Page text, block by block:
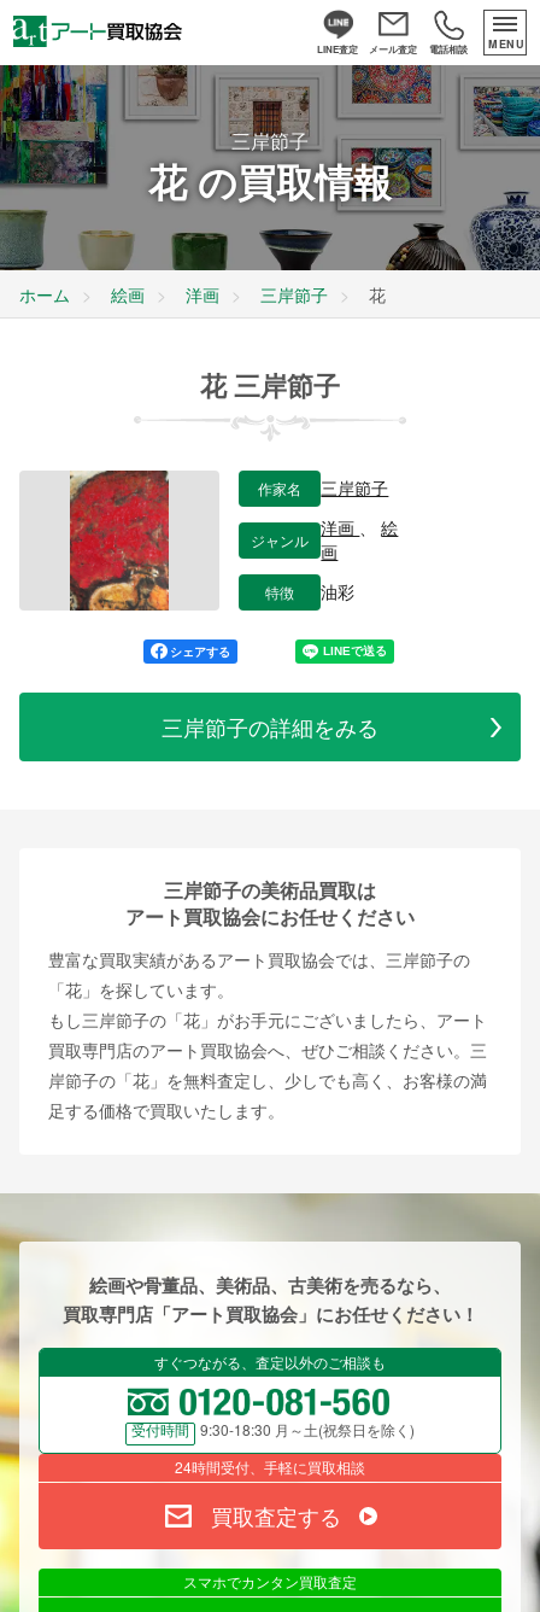
LINE査定 メール査定 電話相談 MENU
三岸節子
花 の買取情報
ホーム 絵画 洋画 三岸節子 花
花 三岸節子
作家名 三岸節子
ジャンル
洋画 、絵
画
特徴 油彩
シェアする
三岸節子の詳細をみる
三岸節子の美術品買取は
アート買取協会にお任せください
豊富な買取実績があるアート買取協会では、三岸節子の
「花」を探しています。
もし三岸節子の「花」がお手元にございましたら、アート
買取専門店のアート買取協会へ、ぜひご相談ください。三
岸節子の「花」を無料査定し、少しでも高く、お客様の満
足する価格で買取いたします。
絵画や骨董品、美術品、古美術を売るなら、
買取専門店「アート買取協会」にお任せください！
すぐつながる、査定以外のご相談も
受付時間
9:30-18:30 月～土(祝祭日を除く)
24時間受付、手軽に買取相談
買取査定する
スマホでカンタン買取査定